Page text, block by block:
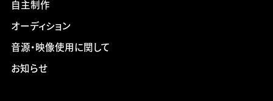
自主制作
オーディション
音源・映像使用に関して
お知らせ